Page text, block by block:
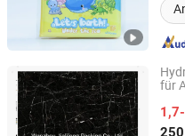
für
ZHEJIANG JIALILONG
CO.,LTD